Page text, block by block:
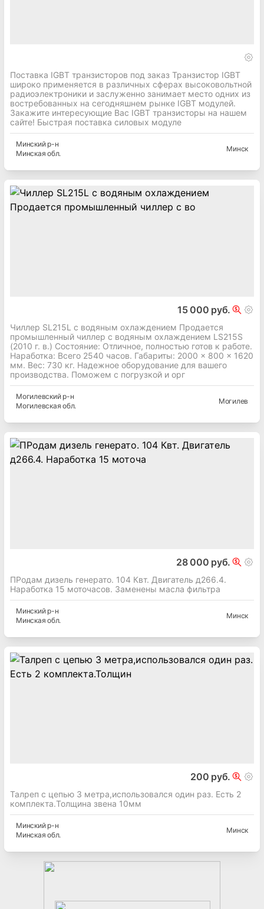
Поставка IGBT транзисторов под заказ Транзистор IGBT
широко применяется в различных сферах высоковольтной
радиоэлектроники и заслуженно занимает место одних из
востребованных на сегодняшнем рынке IGBT модулей.
Закажите интересующие Вас IGBT транзисторы на нашем
сайте! Быстрая поставка силовых модуле
Минскийр-н
Минская обл.
Минск
15 000 руб.
Чиллер SL215L с водяным охлаждением Продается
промышленный чиллер с водяным охлаждением LS215S
(2010 г. в.) Состояние: Отличное, полностью готов к работе.
Наработка: Всего 2540 часов. Габариты: 2000 × 800 × 1620
мм. Вес: 730 кг. Надежное оборудование для вашего
производства. Поможем с погрузкой и орг
Могилевскийр-н
Могилевская обл.
Могилев
28 000 руб.
ПРодам дизель генерато. 104 Квт. Двигатель д266.4.
Наработка 15 моточасов. Заменены масла фильтра
Минскийр-н
Минская обл.
Минск
200 руб.
Талреп с цепью 3 метра,использовался один раз. Есть 2
комплекта.Толщина звена 10мм
Минскийр-н
Минская обл.
Минск